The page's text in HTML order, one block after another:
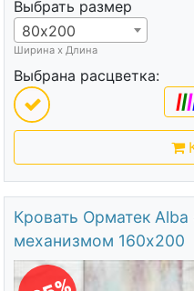
Выбрать размер
80х200
Ширина х Длина
Выбрана расцветка:
|||
Кровать Орматек
механизмом 160х200